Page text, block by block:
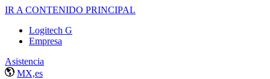
IR A CONTENIDO PRINCIPAL
Logitech G
Empresa
Asistencia
MX,es